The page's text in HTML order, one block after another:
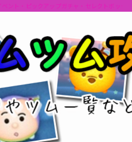
ント・ピックアップガチャ・セレクトボッ